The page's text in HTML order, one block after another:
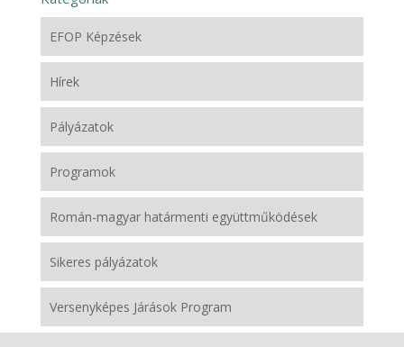
EFOP Képzések
Hírek
Pályázatok
Programok
Román-magyar határmenti együttműködések
Sikeres pályázatok
Versenyképes Járások Program